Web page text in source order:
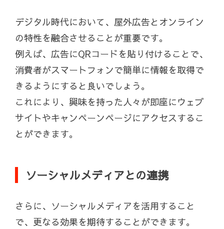
デジタル時代において、屋外広告とオンライン
の特性を融合させることが重要です。
例えば、広告にQRコードを貼り付けることで、
消費者がスマートフォンで簡単に情報を取得で
きるようにすると良いでしょう。
これにより、興味を持った人々が即座にウェブ
サイトやキャンペーンページにアクセスするこ
とができます。
ソーシャルメディアとの連携
さらに、ソーシャルメディアを活用すること
で、更なる効果を期待することができます。